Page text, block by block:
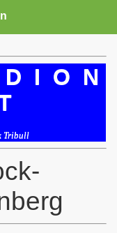
I O N
Tribull